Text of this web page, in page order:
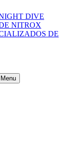
DIVE
NITROX
DE